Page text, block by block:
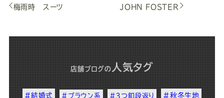
梅雨時 スーツ JOHN FOSTER
店舗ブログ の 人気タグ
#結婚式 #ブラウン系 #3つ釦段返り #秋冬生地